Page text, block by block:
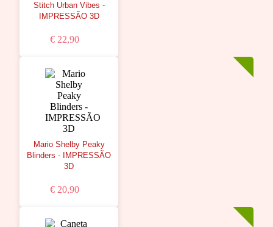
Stitch Urban Vibes -
IMPRESSÃO 3D
€ 22,90
Mario Shelby Peaky
Blinders - IMPRESSÃO
3D
€ 20,90